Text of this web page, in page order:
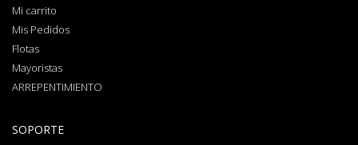
Mi carrito
Mis Pedidos
Flotas
Mayoristas
ARREPENTIMIENTO
SOPORTE